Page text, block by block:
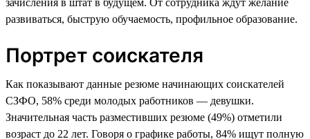
развиваться, быструю обучаемость, профильное образование.
Портрет соискателя
Как показывают данные резюме начинающих соискателей
СЗФО, 58% среди молодых работников — девушки.
Значительная часть разместивших резюме (49%) отметили
возраст до 22 лет. Говоря о графике работы, 84% ищут полную